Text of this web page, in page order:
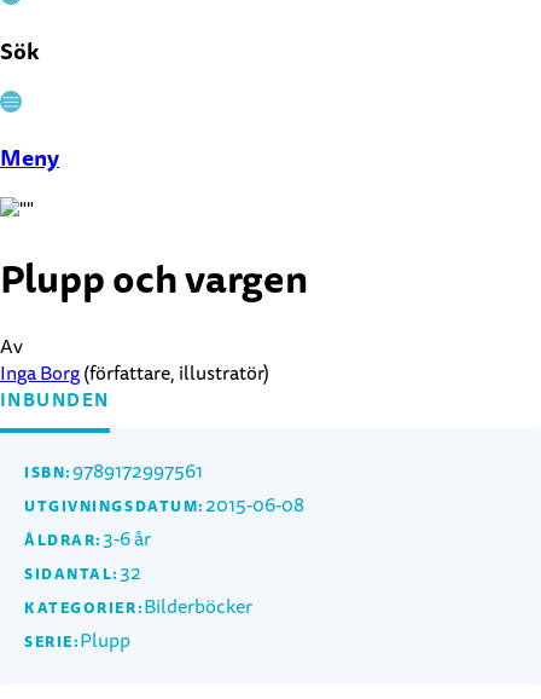
Sök
Stäng
Meny
Plupp och vargen
Av
Inga Borg(författare, illustratör)
INBUNDEN
ISBN:9789172997561
UTGIVNINGSDATUM: 2015-06-08
ÅLDRAR:3-6 år
SIDANTAL:32
KATEGORIER:Bilderböcker
SERIE:Plupp